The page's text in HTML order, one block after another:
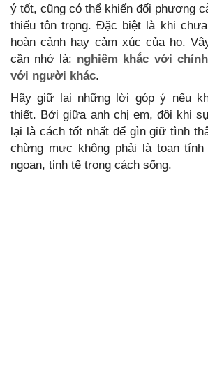
ý tốt, cũng có thể khiến đối phương
thiếu tôn trọng. Đặc biệt là khi
hoàn cảnh hay cảm xúc của họ.
cần nhớ là: nghiêm khắc với
với người khác.
Hãy giữ lại những lời góp ý nếu
thiết. Bởi giữa anh chị em, đôi khi
lại là cách tốt nhất để gìn giữ tình
chừng mực không phải là toan
ngoan, tinh tế trong cách sống.